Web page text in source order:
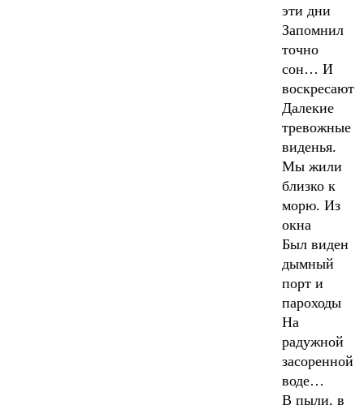
эти дни
Запомнил
точно
сон… И
воскресают
Далекие
тревожные
виденья.
Мы жили
близко к
морю. Из
окна
Был виден
дымный
порт и
пароходы
На
радужной
засоренной
воде…
В пыли, в